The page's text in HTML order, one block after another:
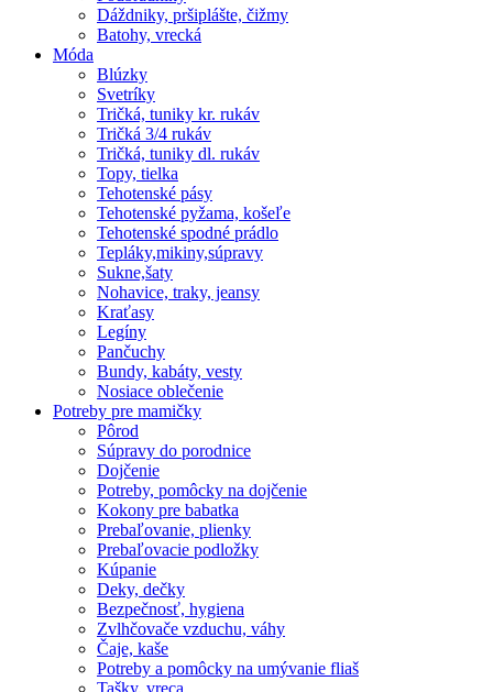
Dáždniky, pršiplášte, čižmy
Batohy, vrecká
Móda
Blúzky
Svetríky
Tričká, tuniky kr. rukáv
Tričká 3/4 rukáv
Tričká, tuniky dl. rukáv
Topy, tielka
Tehotenské pásy
Tehotenské pyžama, košeľe
Tehotenské spodné prádlo
Tepláky,mikiny,súpravy
Sukne,šaty
Nohavice, traky, jeansy
Kraťasy
Legíny
Pančuchy
Bundy, kabáty, vesty
Nosiace oblečenie
Potreby pre mamičky
Pôrod
Súpravy do porodnice
Dojčenie
Potreby, pomôcky na dojčenie
Kokony pre babatka
Prebaľovanie, plienky
Prebaľovacie podložky
Kúpanie
Deky, dečky
Bezpečnosť, hygiena
Zvlhčovače vzduchu, váhy
Čaje, kaše
Potreby a pomôcky na umývanie fliaš
Tašky, vreca